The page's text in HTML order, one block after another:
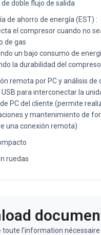
de doble flujo de salida
de ahorro de energía (EST) :
el compresor cuando no
de gas
un bajo consumo de
la durabilidad del
remota por PC y análisis de
para interconectar la
PC del cliente (permite
y mantenimiento de
una conexión remota)
ruedas
toute l’information